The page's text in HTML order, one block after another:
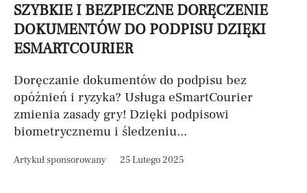
SZYBKIE I BEZPIECZNE DORĘCZENIE
DOKUMENTÓW DO PODPISU DZIĘKI
ESMARTCOURIER
Doręczanie dokumentów do podpisu bez
opóźnień i ryzyka? Usługa eSmartCourier
zmienia zasady gry! Dzięki podpisowi
biometrycznemu i śledzeniu...
Artykuł sponsorowany 25 Lutego 2025